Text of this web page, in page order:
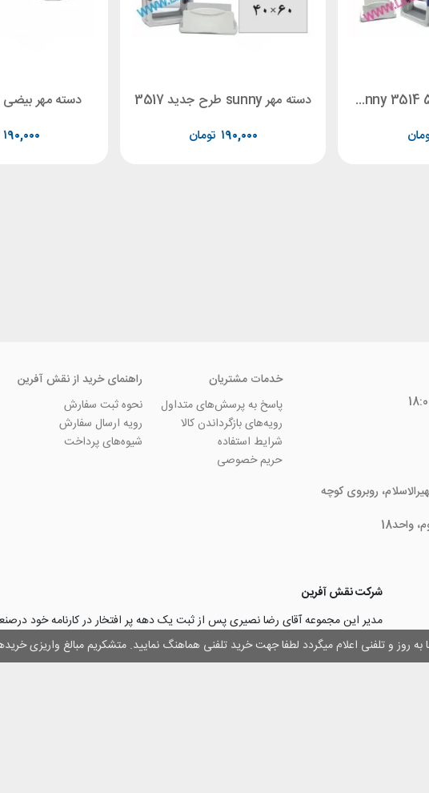
به روز و تلفنی اعلام میگردد لطفا جهت خرید تلفنی هماهنگ نمایید. متشکریم مبالغ واریزی
مستطیل جدید 3 * 5 Sunny 3514 دسته مهر sunny طرح جدید 3517
تومان ۱۹۰,۰۰۰
دسته مهر بیضی Sunny 2515
۱۹۰,۰۰۰
روبروی کوچه
واحد18
خدمات مشتریان
پاسخ به پرسش‌های متداول
رویه‌های بازگرداندن کالا
شرایط استفاده
حریم خصوصی
راهنمای خرید از نقش آفرین
نحوه ثبت سفارش
رویه ارسال سفارش
شیوه‌های پرداخت
شرکت نقش آفرین
مدیر این مجموعه آقای رضا نصیری پس از ثبت یک دهه پر افتخار در کارنامه خود
چاپ و تبلیغات با تولید مجموعه‌های آسان کارت ۱ -۲ -۳، با کارآفرینی و ایجاد
۳۰۰۰ نفر و دریافت تندیس کار آفرینان برتر، برآن شدند تا با ایجاد نوآوری و تحول در